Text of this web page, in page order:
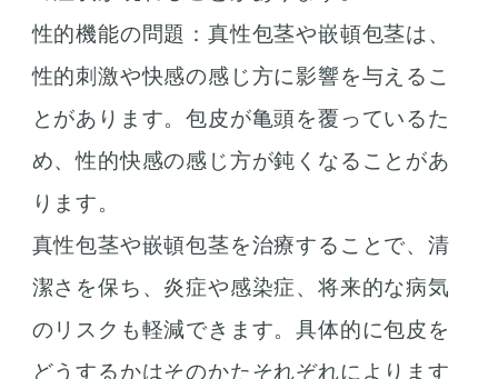
性的機能の問題：真性包茎や嵌頓包茎は、
性的刺激や快感の感じ方に影響を与えるこ
とがあります。包皮が亀頭を覆っているた
め、性的快感の感じ方が鈍くなることがあ
ります。
真性包茎や嵌頓包茎を治療することで、清
潔さを保ち、炎症や感染症、将来的な病気
のリスクも軽減できます。具体的に包皮を
どうするかはそのかたそれぞれによります